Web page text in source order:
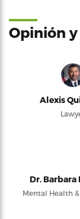
Opinión
Alexis
Dr. Barbara
Mental Health